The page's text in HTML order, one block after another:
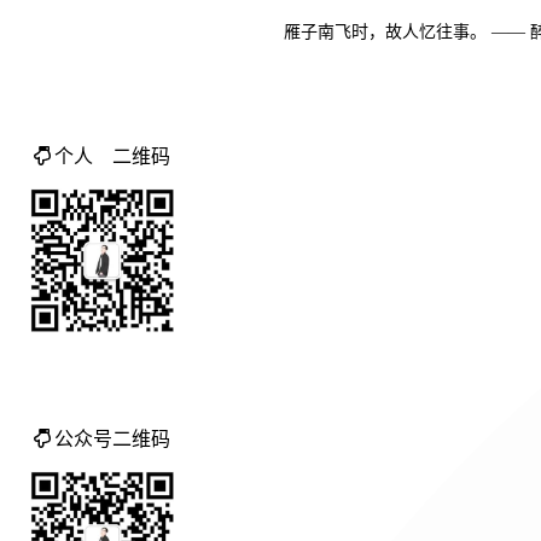
个人 二维码
公众号二维码
雁子南 飞时， 故人忆往事。 ——